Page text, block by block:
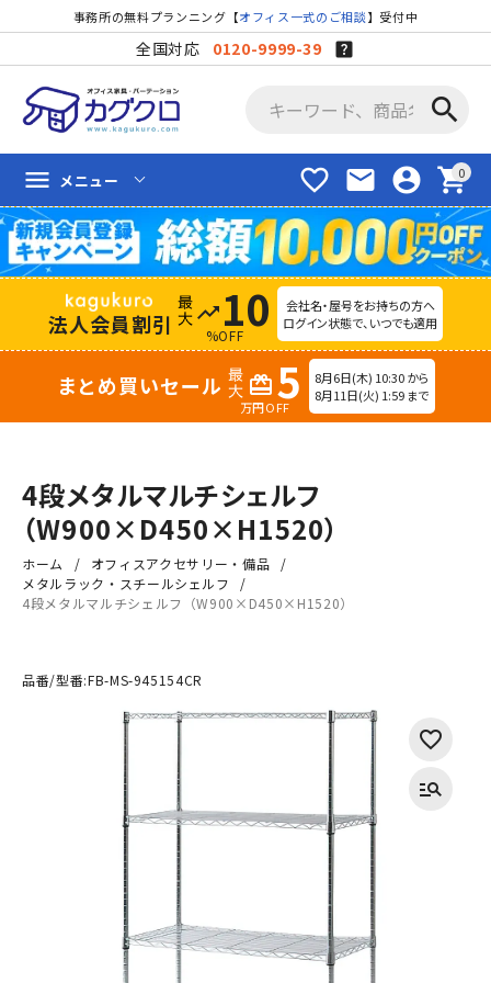
事務所の無料プランニング【オフィス一式のご相談】受付中
全国対応 0120-9999-39
search
favorite_border mail account_circle shopping_cart
menu メニュー
法人会員割引 trending_up 10
%OFF
会社名・屋号をお持ちの方へ
ログイン状態で、いつでも適用
まとめ買いセール redeem 5
万円OFF
8月6日(木) 10:30 から
8月11日(火) 1:59 まで
4段メタルマルチシェルフ
（W900×D450×H1520）
ホーム
オフィスアクセサリー・備品
メタルラック・スチールシェルフ
4段メタルマルチシェルフ（W900×D450×H1520）
品番/型番:FB-MS-945154CR